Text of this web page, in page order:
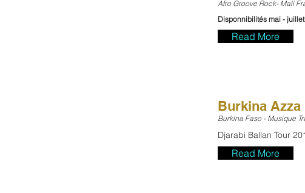
Afro Groove Rock- Mali
Disponnibilités mai -
Read More
Burkina Azza
Burkina Faso - Musique
Djarabi Ballan Tour
Read More